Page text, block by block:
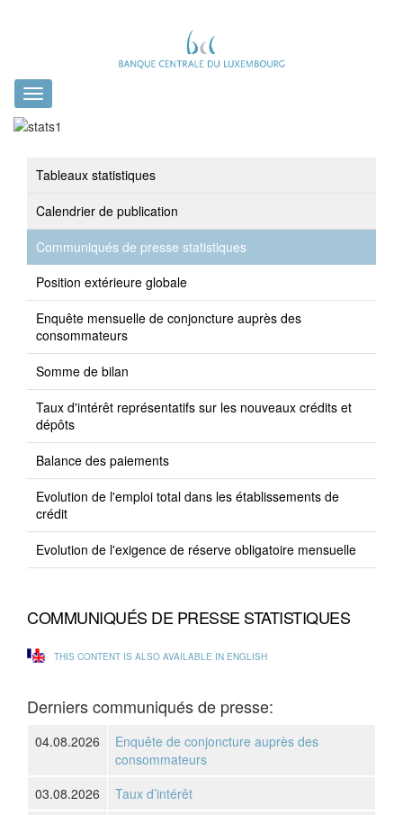
Toggle
navigation
Tableaux statistiques
Calendrier de publication
Communiqués de presse statistiques
Position extérieure globale
Enquête mensuelle de conjoncture auprès des
consommateurs
Somme de bilan
Taux d'intérêt représentatifs sur les nouveaux crédits et
dépôts
Balance des paiements
Evolution de l'emploi total dans les établissements de
crédit
Evolution de l'exigence de réserve obligatoire mensuelle
COMMUNIQUÉS DE PRESSE STATISTIQUES
THIS CONTENT IS ALSO AVAILABLE IN ENGLISH
Derniers communiqués de presse:
04.08.2026
Enquête de conjoncture auprès des
consommateurs
03.08.2026
Taux d’intérêt